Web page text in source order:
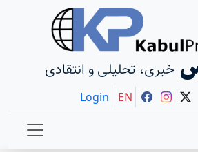
خبری، تحلیلی و انتقادی
Login EN